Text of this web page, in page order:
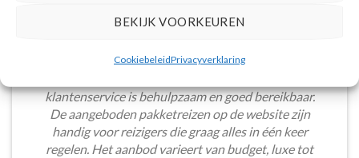
BEKIJK VOORKEUREN
CookiebeleidPrivacyverklaring
Voordeligelastminutevakantie.nl is eenvoudig en
klantenservice is behulpzaam en goed bereikbaar.
De aangeboden pakketreizen op de website zijn
handig voor reizigers die graag alles in één keer
regelen. Het aanbod varieert van budget, luxe tot